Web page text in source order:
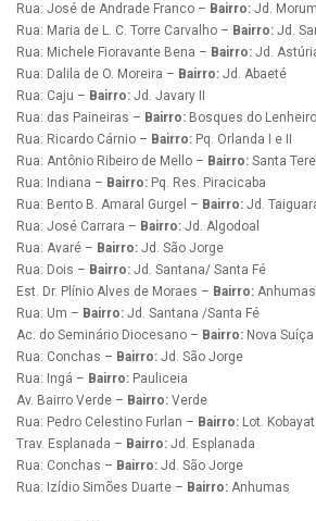
Rua: José de Andrade Franco – Bairro: Jd.
Rua: Maria de L. C. Torre Carvalho – Bairro: Jd.
Rua: Michele Fioravante Bena – Bairro: Jd.
Rua: Dalila de O. Moreira – Bairro: Jd. Abaeté
Rua: Caju – Bairro: Jd. Javary II
Rua: das Paineiras – Bairro: Bosques do Lenheiro
Rua: Ricardo Cárnio – Bairro: Pq. Orlanda I e II
Rua: Antônio Ribeiro de Mello – Bairro: Santa
Rua: Indiana – Bairro: Pq. Res. Piracicaba
Rua: Bento B. Amaral Gurgel – Bairro: Jd.
Rua: José Carrara – Bairro: Jd. Algodoal
Rua: Avaré – Bairro: Jd. São Jorge
Rua: Dois – Bairro: Jd. Santana/ Santa Fé
Est. Dr. Plínio Alves de Moraes – Bairro: Anhumas
Rua: Um – Bairro: Jd. Santana /Santa Fé
Ac. do Seminário Diocesano – Bairro: Nova Suíça
Rua: Conchas – Bairro: Jd. São Jorge
Rua: Ingá – Bairro: Pauliceia
Av. Bairro Verde – Bairro: Verde
Rua: Pedro Celestino Furlan – Bairro: Lot.
Trav. Esplanada – Bairro: Jd. Esplanada
Rua: Conchas – Bairro: Jd. São Jorge
Rua: Izídio Simões Duarte – Bairro: Anhumas